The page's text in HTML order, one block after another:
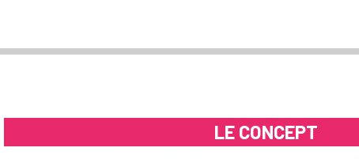
LE CONCEPT